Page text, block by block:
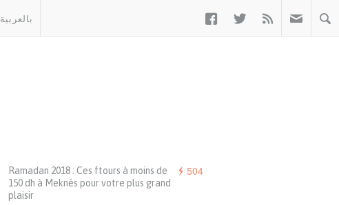
بالعربية   
504
Ramadan 2018 : Ces ftours à moins de
150 dh à Meknès pour votre plus grand
plaisir